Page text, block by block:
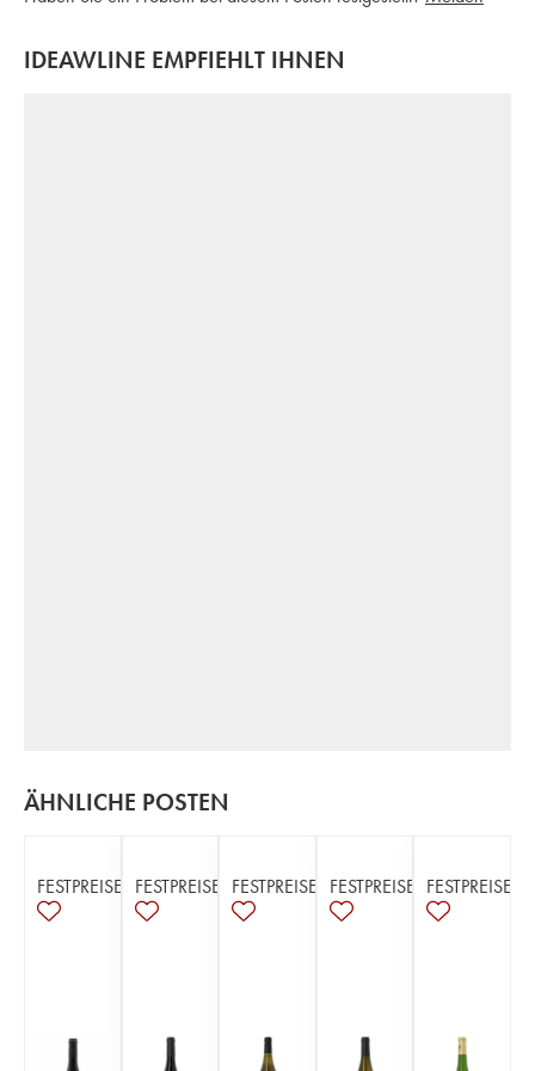
IDEAWLINE EMPFIEHLT IHNEN
ÄHNLICHE POSTEN
FESTPREISE FESTPREISE FESTPREISE FESTPREISE FESTPREISE